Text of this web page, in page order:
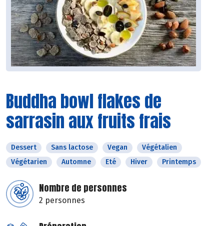
Buddha bowl flakes de
sarrasin aux fruits frais
Dessert Sans lactose Vegan
Végétalien
Végétarien
Automne Eté Hiver Printemps
Nombre de personnes
2 personnes